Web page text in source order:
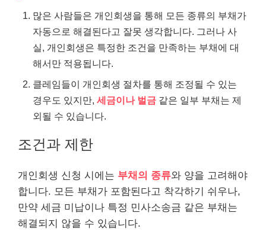
많은 사람들은 개인회생을 통해 모든 종류의 부채가
자동으로 해결된다고 잘못 생각합니다. 그러나 사
실, 개인회생은 특정한 조건을 만족하는 부채에 대
해서만 적용됩니다.
클레임들이 개인회생 절차를 통해 조정될 수 있는
경우도 있지만, 세금이나 벌금 같은 일부 부채는 제
외될 수 있습니다.
조건과 제한
개인회생 신청 시에는 부채의 종류와 양을 고려해야
합니다. 모든 부채가 포함된다고 착각하기 쉬우나,
만약 세금 미납이나 특정 민사소송금 같은 부채는
해결되지 않을 수 있습니다.